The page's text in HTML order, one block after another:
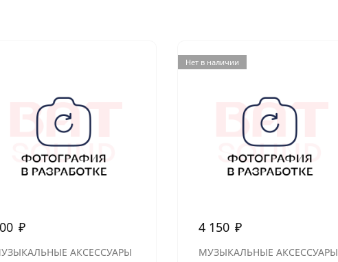
₽
АКСЕССУАРЫ
Нет в наличии
4 150 ₽
МУЗЫКАЛЬНЫЕ АКСЕССУАРЫ